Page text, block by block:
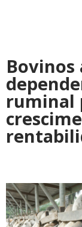
Bovinos
ruminal